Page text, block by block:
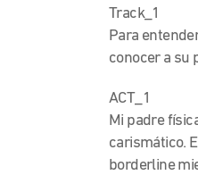
Track_1
Para
conocer a su
ACT_1
Mi padre
carismático.
borderline